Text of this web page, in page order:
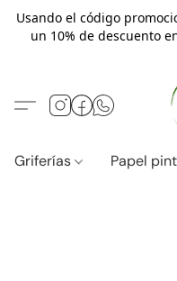
Usando el código
un 10% de descuento
Griferías Papel